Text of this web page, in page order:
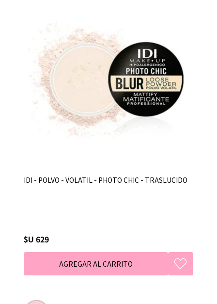
IDI - POLVO - VOLATIL - PHOTO CHIC - TRASLUCIDO
$U 629